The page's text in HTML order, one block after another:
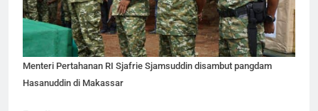
Menteri Pertahanan RI Sjafrie Sjamsuddin disambut pangdam
Hasanuddin di Makassar